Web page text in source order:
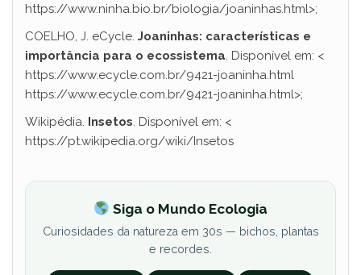
https://www.ninha.bio.br/biologia/joaninhas.html>;
COELHO, J. eCycle. Joaninhas: características e
importância para o ecossistema . Disponível em: <
https://www.ecycle.com.br/9421-joaninha.html
https://www.ecycle.com.br/9421-joaninha.html>;
Wikipédia. Insetos . Disponível em: <
https://pt.wikipedia.org/wiki/Insetos
Siga o Mundo Ecologia
Curiosidades da natureza em 30s — bichos, plantas
e recordes.